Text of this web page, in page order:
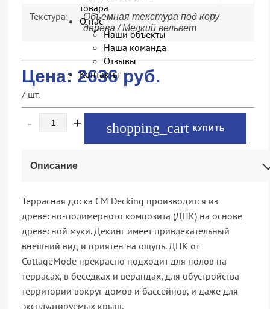
товара
О нас
Наши объекты
Наша команда
Отзывы
Контакты
Текстура:
Объемная текстура под кору
дерева / Мелкий вельвет
Цена: 2636руб.
/ шт.
- + КУПИТЬ
Описание
Террасная доска CM Decking производится из
древесно-полимерного композита (ДПК) на основе
древесной муки. Декинг имеет привлекательный
внешний вид и приятен на ощупь. ДПК от
CottageMode прекрасно подходит для полов на
террасах, в беседках и верандах, для обустройства
территории вокруг домов и бассейнов, и даже для
эксплуатируемых крыш.